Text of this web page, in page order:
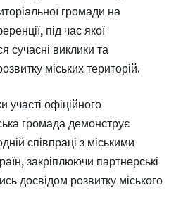
громади на
під час якої
сучасні виклики та
міських територій.
участі офіційного
громада демонструє
співпраці з міськими
закріплюючи партнерські
досвідом розвитку міського